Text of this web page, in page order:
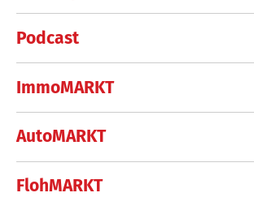
Podcast
ImmoMARKT
AutoMARKT
FlohMARKT